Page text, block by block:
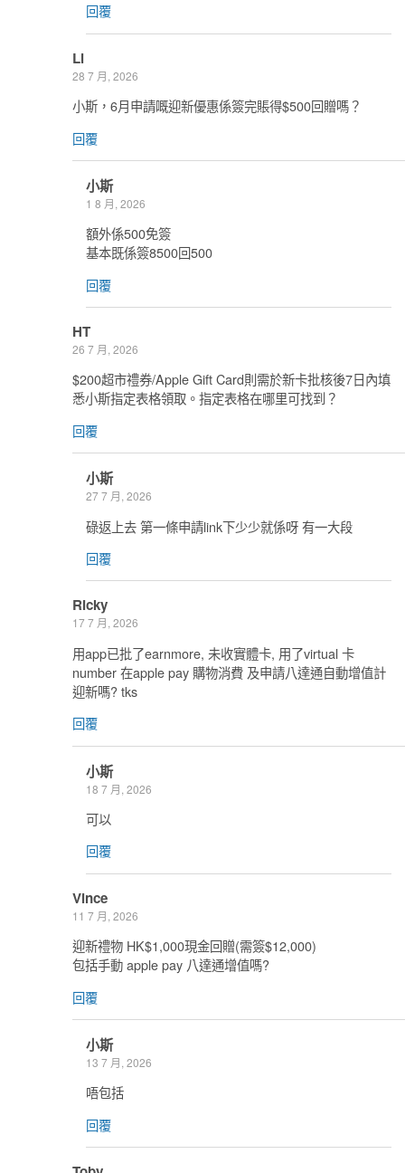
回覆
Li
28 7 月, 2026
小斯，6月申請嘅迎新優惠係簽完賬得$500回贈嗎？
回覆
小斯
1 8 月, 2026
額外係500免簽
基本既係簽8500回500
回覆
HT
26 7 月, 2026
$200超市禮券/Apple Gift Card則需於新卡批核後7日內填
悉小斯指定表格領取。指定表格在哪里可找到？
回覆
小斯
27 7 月, 2026
碌返上去 第一條申請link下少少就係呀 有一大段
回覆
Ricky
17 7 月, 2026
用app已批了earnmore, 未收實體卡, 用了virtual 卡
number 在apple pay 購物消費 及申請八達通自動增值計
迎新嗎? tks
回覆
小斯
18 7 月, 2026
可以
回覆
Vince
11 7 月, 2026
迎新禮物 HK$1,000現金回贈(需簽$12,000)
包括手動 apple pay 八達通增值嗎?
回覆
小斯
13 7 月, 2026
唔包括
回覆